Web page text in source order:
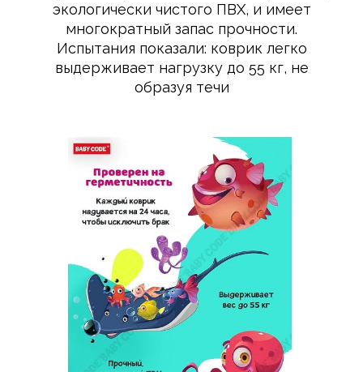
экологически чистого ПВХ, и имеет
многократный запас прочности.
Испытания показали: коврик легко
выдерживает нагрузку до 55 кг, не
образуя течи